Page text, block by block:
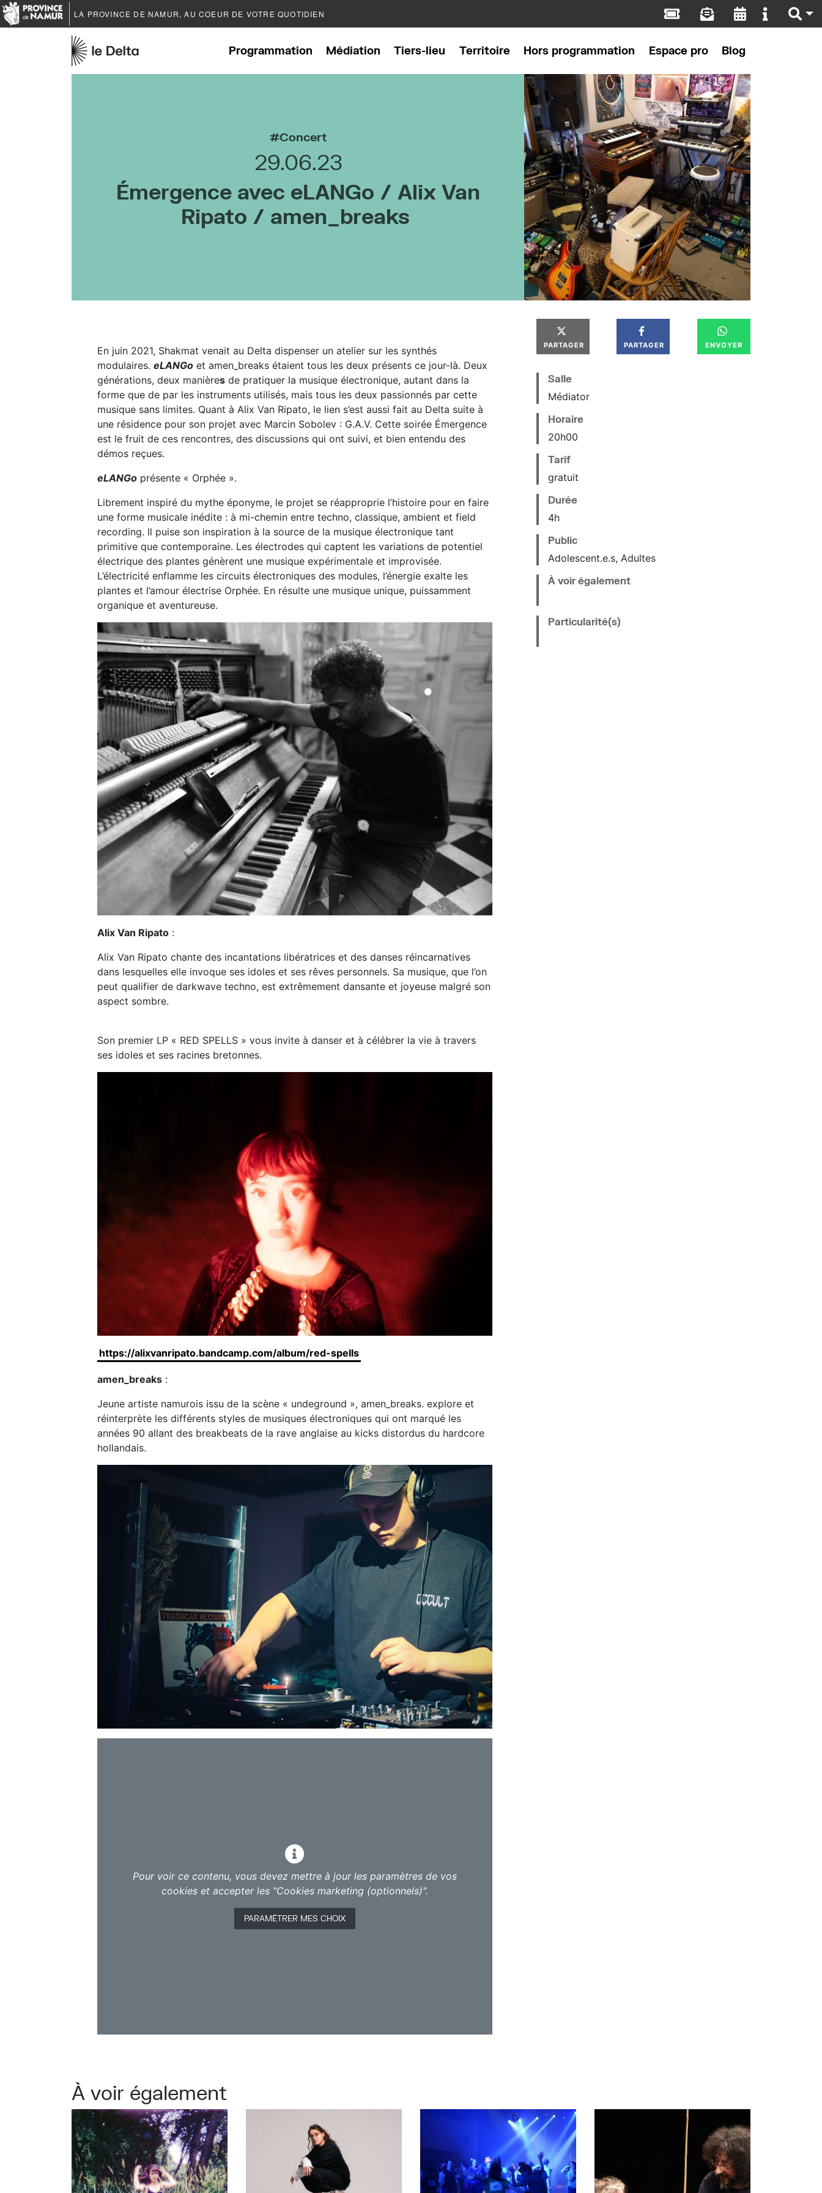
LA PROVINCE DE NAMUR, AU COEUR DE VOTRE QUOTIDIEN
Programmation Médiation Tiers-lieu Territoire Hors programmation Espace pro Blog
Concert
29.06.23
Émergence avec eLANGo / Alix Van
Ripato / amen_breaks
En juin 2021, Shakmat venait au Delta dispenser un atelier sur les synthés
modulaires. eLANGo et amen_breaks étaient tous les deux présents ce jour-là. Deux
générations, deux manières de pratiquer la musique électronique, autant dans la
forme que de par les instruments utilisés, mais tous les deux passionnés par cette
musique sans limites. Quant à Alix Van Ripato, le lien s’est aussi fait au Delta suite à
une résidence pour son projet avec Marcin Sobolev : G.A.V. Cette soirée Émergence
est le fruit de ces rencontres, des discussions qui ont suivi, et bien entendu des
démos reçues.
eLANGo présente « Orphée ».
Librement inspiré du mythe éponyme, le projet se réapproprie l’histoire pour en faire
une forme musicale inédite : à mi-chemin entre techno, classique, ambient et field
recording. Il puise son inspiration à la source de la musique électronique tant
primitive que contemporaine. Les électrodes qui captent les variations de potentiel
électrique des plantes génèrent une musique expérimentale et improvisée.
L’électricité enflamme les circuits électroniques des modules, l’énergie exalte les
plantes et l’amour électrise Orphée. En résulte une musique unique, puissamment
organique et aventureuse.
Alix Van Ripato :
Alix Van Ripato chante des incantations libératrices et des danses réincarnatives
dans lesquelles elle invoque ses idoles et ses rêves personnels. Sa musique, que l’on
peut qualifier de darkwave techno, est extrêmement dansante et joyeuse malgré son
aspect sombre.
Son premier LP « RED SPELLS » vous invite à danser et à célébrer la vie à travers
ses idoles et ses racines bretonnes.
https://alixvanripato.bandcamp.com/album/red-spells
amen_breaks :
Jeune artiste namurois issu de la scène « undeground », amen_breaks. explore et
réinterprète les différents styles de musiques électroniques qui ont marqué les
années 90 allant des breakbeats de la rave anglaise au kicks distordus du hardcore
hollandais.
Pour voir ce contenu, vous devez mettre à jour les paramètres de vos
cookies et accepter les "Cookies marketing (optionnels)".
PARAMÉTRER MES CHOIX
PARTAGER PARTAGER ENVOYER
Salle
Médiator
Horaire
20h00
Tarif
gratuit
Durée
4h
Public
Adolescent.e.s, Adultes
À voir également
Particularité(s)
À voir également